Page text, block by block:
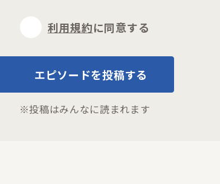
利用規約に同意する
エピソードを投稿する
※投稿はみんなに読まれます